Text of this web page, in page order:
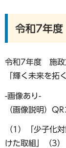
令和7年
令和7年度 施政
「輝く未来を拓
-画像あり-
（画像説明）
（1）「少子化
けた取組」（3